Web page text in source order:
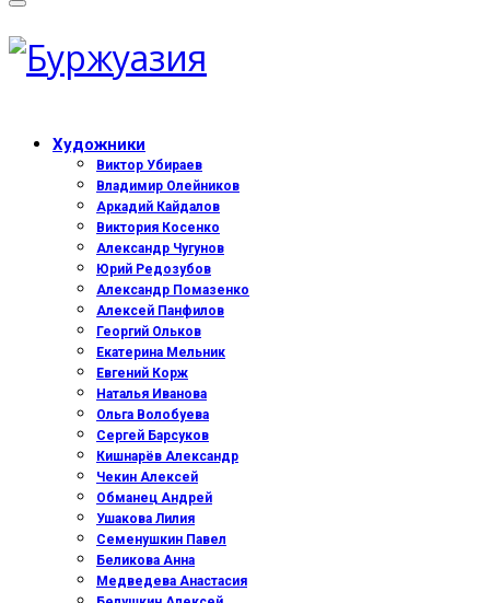
Художники
Виктор Убираев
Владимир Олейников
Аркадий Кайдалов
Виктория Косенко
Александр Чугунов
Юрий Редозубов
Александр Помазенко
Алексей Панфилов
Георгий Ольков
Екатерина Мельник
Евгений Корж
Наталья Иванова
Ольга Волобуева
Сергей Барсуков
Кишнарёв Александр
Чекин Алексей
Обманец Андрей
Ушакова Лилия
Семенушкин Павел
Беликова Анна
Медведева Анастасия